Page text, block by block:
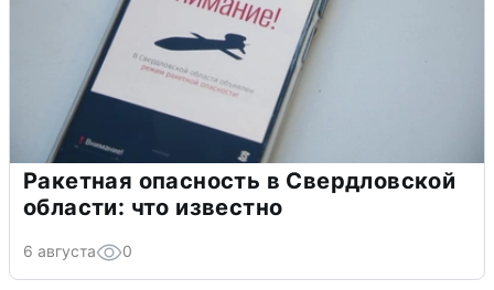
Ракетная опасность в Свердловской
области: что известно
6 августа 0